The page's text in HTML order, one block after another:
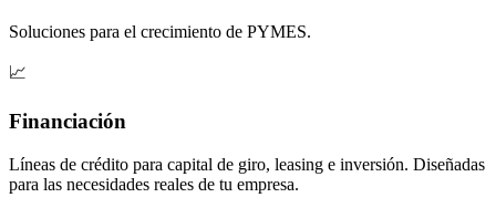
Soluciones para el crecimiento de PYMES.
📈
Financiación
Líneas de crédito para capital de giro, leasing e inversión. Diseñadas
para las necesidades reales de tu empresa.